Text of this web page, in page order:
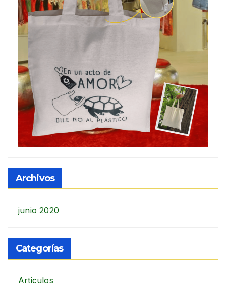
Archivos
junio 2020
Categorías
Articulos